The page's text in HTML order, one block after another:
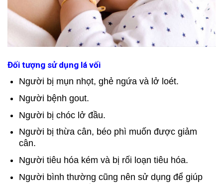
Đối tượng sử dụng lá vối
Người bị mụn nhọt, ghẻ ngứa và lở loét.
Người bệnh gout.
Người bị chóc lở đầu.
Người bị thừa cân, béo phì muốn được giảm
cân.
Người tiêu hóa kém và bị rối loạn tiêu hóa.
Người bình thường cũng nên sử dụng để giúp